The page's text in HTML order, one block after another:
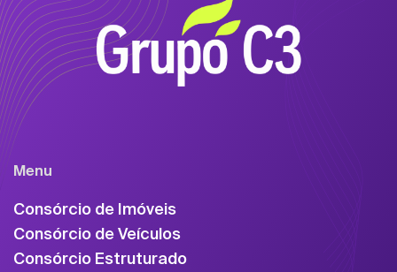
Menu
Consórcio de Imóveis
Consórcio de Veículos
Consórcio Estruturado